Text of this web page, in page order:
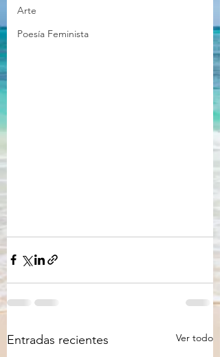
Arte
Poesía Feminista
Entradas recientes Ver todo